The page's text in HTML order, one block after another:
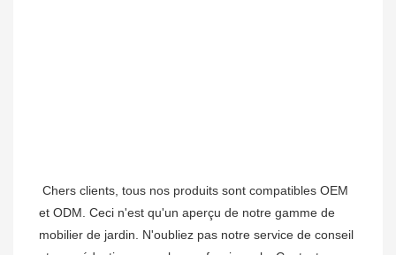
Chers clients, tous nos produits sont compatibles OEM
et ODM. Ceci n'est qu'un aperçu de notre gamme de
mobilier de jardin. N'oubliez pas notre service de conseil